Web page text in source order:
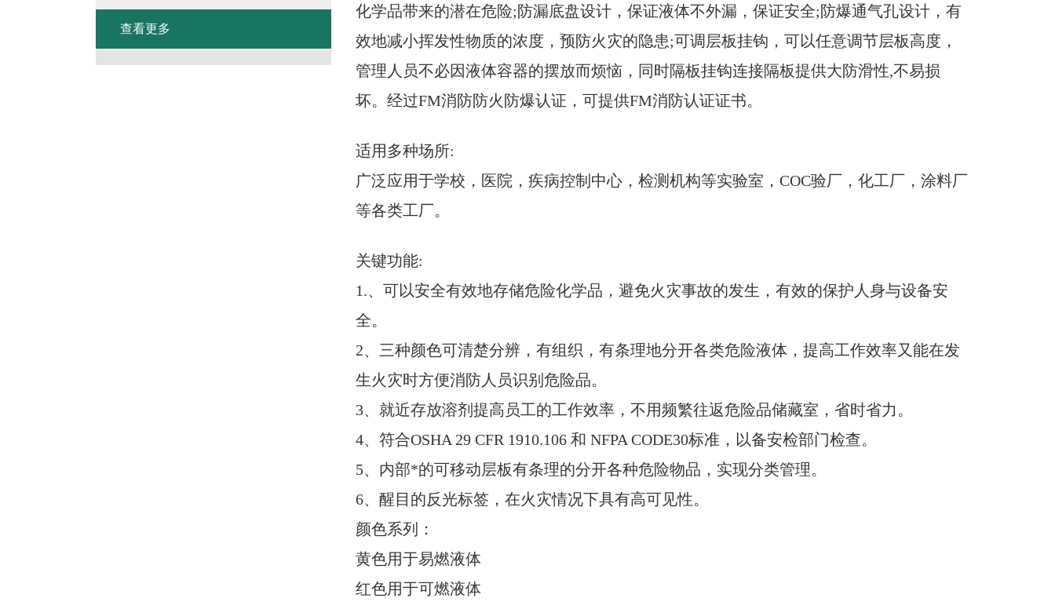
化学品带来的潜在危险;防漏底盘设计，保证液体不外漏，保证安全;防爆通气孔设计，有
效地减小挥发性物质的浓度，预防火灾的隐患;可调层板挂钩，可以任意调节层板高度，
管理人员不必因液体容器的摆放而烦恼，同时隔板挂钩连接隔板提供大防滑性,不易损
坏。经过FM消防防火防爆认证，可提供FM消防认证证书。
适用多种场所:
广泛应用于学校，医院，疾病控制中心，检测机构等实验室，COC验厂，化工厂，涂料厂
等各类工厂。
关键功能:
1.、可以安全有效地存储危险化学品，避免火灾事故的发生，有效的保护人身与设备安
全。
2、三种颜色可清楚分辨，有组织，有条理地分开各类危险液体，提高工作效率又能在发
生火灾时方便消防人员识别危险品。
3、就近存放溶剂提高员工的工作效率，不用频繁往返危险品储藏室，省时省力。
4、符合OSHA 29 CFR 1910.106 和 NFPA CODE30标准，以备安检部门检查。
5、内部*的可移动层板有条理的分开各种危险物品，实现分类管理。
6、醒目的反光标签，在火灾情况下具有高可见性。
颜色系列：
黄色用于易燃液体
红色用于可燃液体
查看更多